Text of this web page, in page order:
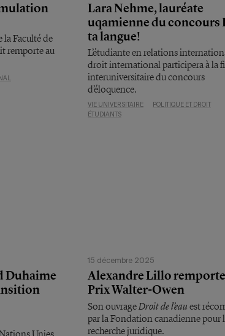
Faculté de
remporte au
Lara Nehme, lauréate
uqamienne du concours
ta langue!
L’étudiante en relations
droit international participera à la
interuniversitaire du concours
d’éloquence.
VIE UNIVERSITAIRE
POLITIQUE ET DROIT
ÉTUDIANTS
Duhaime
Unies
15 décembre 2025
Alexandre Lillo
Prix Walter-Owen
Son ouvrageDroit de l’eau est
par la Fondation canadienne pour
recherche juridique.